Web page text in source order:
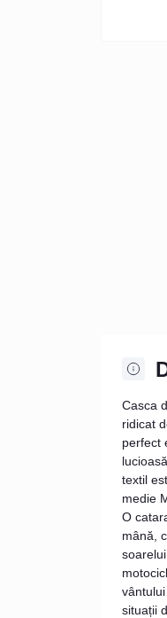
Casca
ridicat
perfect
textil
medie
O
mână,
situații